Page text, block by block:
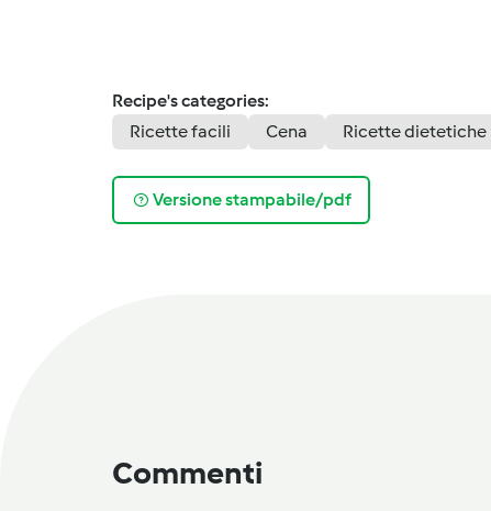
Recipe's categories:
Ricette facili
Cena Ricette dietetiche
Versione stampabile/pdf
Commenti